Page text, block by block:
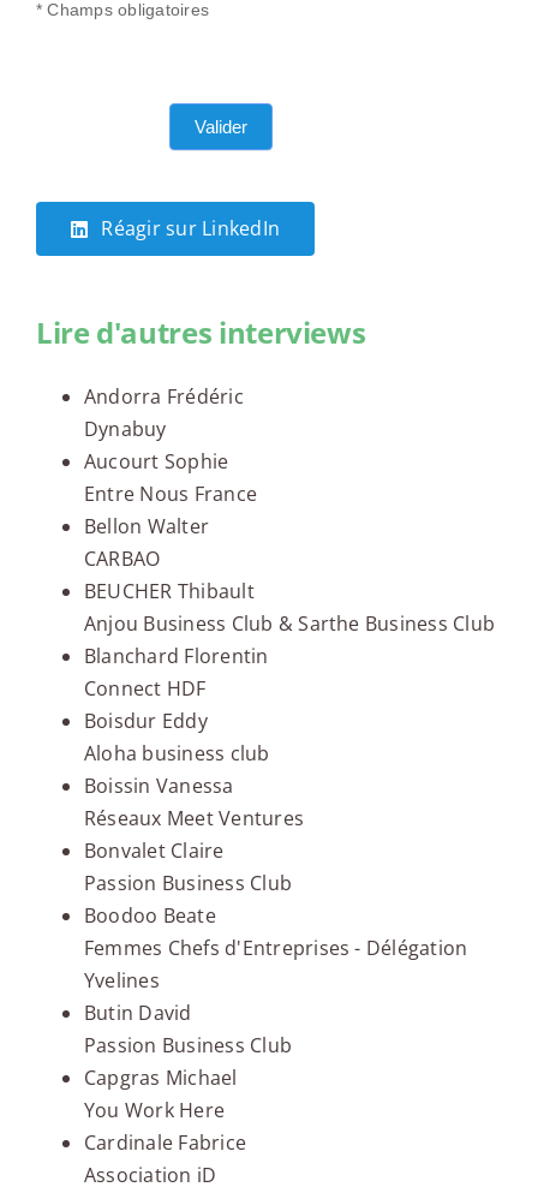
* Champs obligatoires
Valider
Réagir sur LinkedIn
Lire d'autres interviews
Andorra Frédéric
Dynabuy
Aucourt Sophie
Entre Nous France
Bellon Walter
CARBAO
BEUCHER Thibault
Anjou Business Club & Sarthe Business Club
Blanchard Florentin
Connect HDF
Boisdur Eddy
Aloha business club
Boissin Vanessa
Réseaux Meet Ventures
Bonvalet Claire
Passion Business Club
Boodoo Beate
Femmes Chefs d'Entreprises - Délégation
Yvelines
Butin David
Passion Business Club
Capgras Michael
You Work Here
Cardinale Fabrice
Association iD